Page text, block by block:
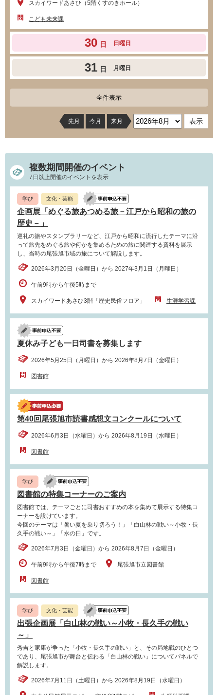
スカイワードあさひ（5階くすのきホール）
こども未来課
30 日 日曜日
31 日 月曜日
全件表示
先月 今月 来月
複数期間開催のイベント
7日以上開催のイベントを表示
学び 文化・芸能
企画展「めぐる旅あつめる旅－江戸から昭和の旅の
歴史－」
巡礼の旅やスタンプラリーなど、江戸から昭和に流行したテーマに沿
って旅先をめぐる旅や何かを集めるための旅に関連する資料を展示
し、当時の尾張旭市域の旅について解説します。
2026年3月20日（金曜日）から 2027年3月1日（月曜日）
午前9時から午後5時まで
スカイワードあさひ3階「歴史民俗フロア」 生涯学習課
夏休み子ども一日司書を募集します
2026年5月25日（月曜日）から 2026年8月7日（金曜日）
図書館
第40回尾張旭市読書感想文コンクールについて
2026年6月3日（水曜日）から 2026年8月19日（水曜日）
図書館
学び
図書館の特集コーナーのご案内
図書館では、テーマごとに司書おすすめの本を集めて展示する特集コ
ーナーを設けています。
今回のテーマは「暑い夏を乗り切ろう！」「白山林の戦い～小牧・長
久手の戦い～」「水の日」です。
2026年7月3日（金曜日）から 2026年8月7日（金曜日）
午前9時から午後7時まで 尾張旭市立図書館
図書館
学び 文化・芸能
出張企画展「白山林の戦い～小牧・長久手の戦い
～」
秀吉と家康が争った「小牧・長久手の戦い」と、その局地戦のひとつ
であり、尾張旭市が舞台と伝わる「白山林の戦い」についてパネルで
解説します。
2026年7月11日（土曜日）から 2026年8月19日（水曜日）